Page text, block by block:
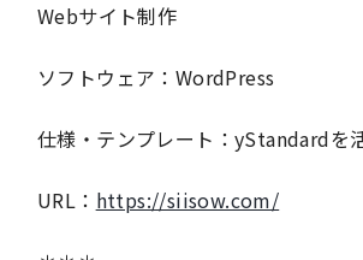
Webサイト制作
ソフトウェア：WordPress
仕様・テンプレート：yStandardを
URL： https://siisow.com/